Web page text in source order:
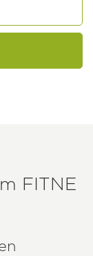
FITNE